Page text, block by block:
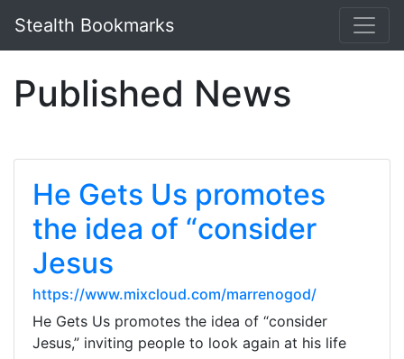
Stealth Bookmarks
Published News
He Gets Us promotes
the idea of “consider
Jesus
https://www.mixcloud.com/marrenogod/
He Gets Us promotes the idea of “consider
Jesus,” inviting people to look again at his life